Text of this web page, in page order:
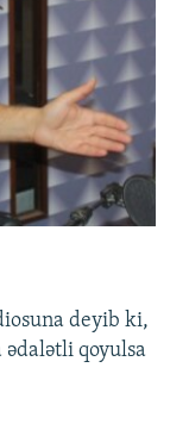
deyib ki,
ədalətli qoyulsa